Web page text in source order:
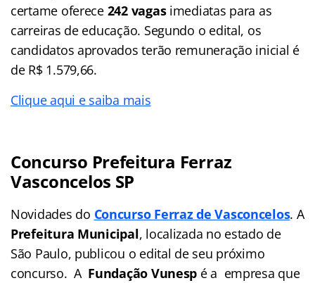
certame oferece 242 vagasimediatas para as
carreiras de educação. Segundo o edital, os
candidatos aprovados terão remuneração inicial é
de R$ 1.579,66.
Clique aqui e saiba mais
Concurso Prefeitura Ferraz
Vasconcelos SP
Novidades do Concurso Ferraz de Vasconcelos. A
Prefeitura Municipal, localizada no estado de
São Paulo, publicou o edital de seu próximo
concurso. A Fundação Vunesp é a empresa que